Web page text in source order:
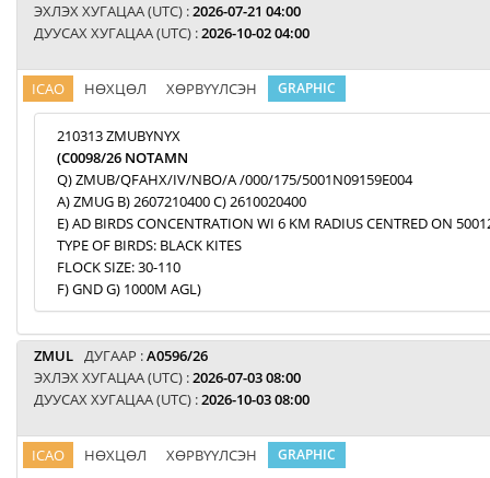
ЭХЛЭХ ХУГАЦАА (UTC) :2026-07-21 04:00
ДУУСАХ ХУГАЦАА (UTC) :2026-10-02 04:00
ICAO НӨХЦӨЛ ХӨРВҮҮЛСЭН GRAPHIC
210313 ZMUBYNYX
(C0098/26 NOTAMN
Q) ZMUB/QFAHX/IV/NBO/A /000/175/5001N09159E004
A) ZMUG B) 2607210400 C) 2610020400
E) AD BIRDS CONCENTRATION WI 6 KM RADIUS CENTRED ON
TYPE OF BIRDS: BLACK KITES
FLOCK SIZE: 30-110
F) GND G) 1000M AGL)
ZMUL ДУГААР :A0596/26
ЭХЛЭХ ХУГАЦАА (UTC) :2026-07-03 08:00
ДУУСАХ ХУГАЦАА (UTC) :2026-10-03 08:00
ICAO НӨХЦӨЛ ХӨРВҮҮЛСЭН GRAPHIC